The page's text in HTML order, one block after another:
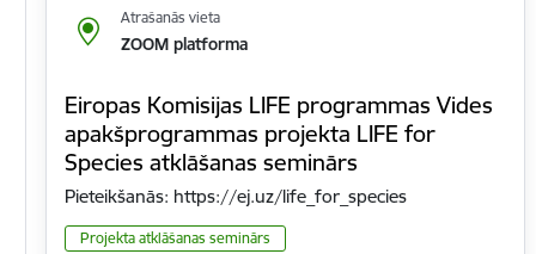
Atrašanās vieta
ZOOM platforma
Eiropas Komisijas LIFE programmas Vides
apakšprogrammas projekta LIFE for
Species atklāšanas seminārs
Pieteikšanās: https://ej.uz/life_for_species
Projekta atklāšanas seminārs